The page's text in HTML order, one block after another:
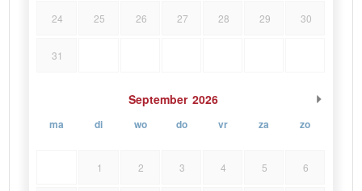
24 25 26 27 28 29 30
31
September 2026
ma di wo do vr za zo
1 2 3 4 5 6